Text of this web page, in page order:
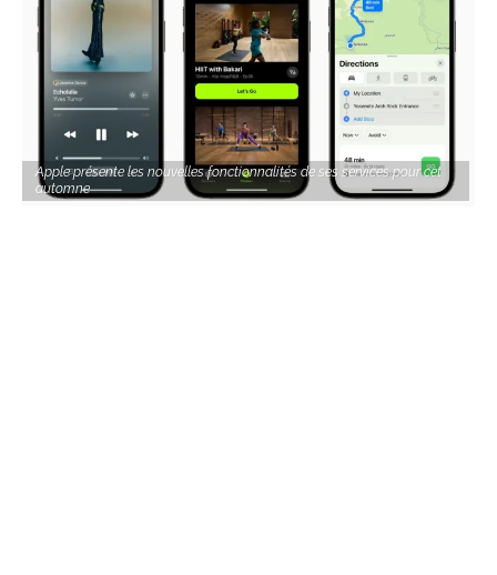
Apple présente les nouvelles fonctionnalités de ses services pour cet
automne